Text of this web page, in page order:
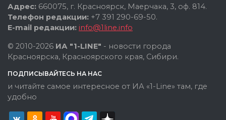
Адрес: 660075, г. Красноярск, Маерчака, 3, оф. 814.
Телефон редакции: +7 391 290-69-50.
E-mail редакции: info@1line.info
© 2010-2026 ИА "1-LINE" - новости города
Красноярска, Красноярского края, Сибири.
ПОДПИСЫВАЙТЕСЬ НА НАС
и читайте самое интересное от ИА «1-Line» там, где
удобно